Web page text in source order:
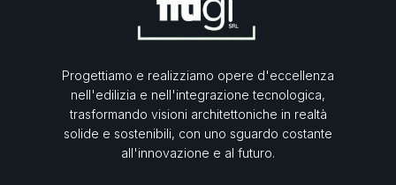
Progettiamo e realizziamo opere d'eccellenza
nell'edilizia e nell'integrazione tecnologica,
trasformando visioni architettoniche in realtà
solide e sostenibili, con uno sguardo costante
all'innovazione e al futuro.